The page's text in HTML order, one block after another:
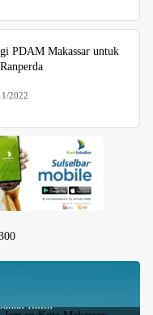
PDAM Makassar untuk
2022
Iklim